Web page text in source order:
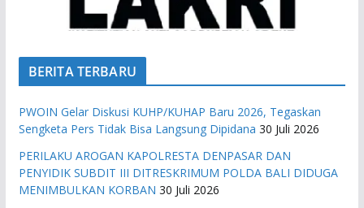
BERITA TERBARU
PWOIN Gelar Diskusi KUHP/KUHAP Baru 2026, Tegaskan
Sengketa Pers Tidak Bisa Langsung Dipidana 30 Juli 2026
PERILAKU AROGAN KAPOLRESTA DENPASAR DAN
PENYIDIK SUBDIT III DITRESKRIMUM POLDA BALI DIDUGA
MENIMBULKAN KORBAN 30 Juli 2026